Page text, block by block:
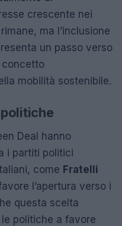
crescente nei
ma l’inclusione
un passo verso
concetto
mobilità sostenibile.
Deal hanno
i partiti politici
come Fratelli
l’apertura verso i
questa scelta
politiche a favore